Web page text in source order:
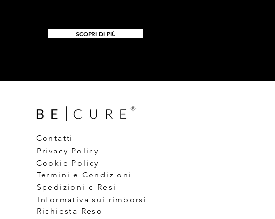
SCOPRI DI PIÙ
Contatti
Privacy Policy
Cookie Policy
Termini e Condizioni
Spedizioni e Resi
Informativa sui rimborsi
Richiesta Reso